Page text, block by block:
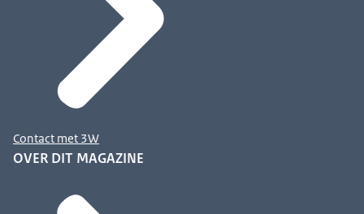
Contact met 3W
OVER DIT MAGAZINE